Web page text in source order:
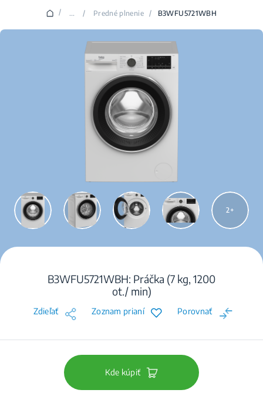
/ ... / Predné plnenie / B3WFU5721WBH
2
B3WFU5721WBH: Práčka (7 kg, 1200
ot./ min)
Zdieľať Zoznam prianí Porovnať
Kde kúpiť